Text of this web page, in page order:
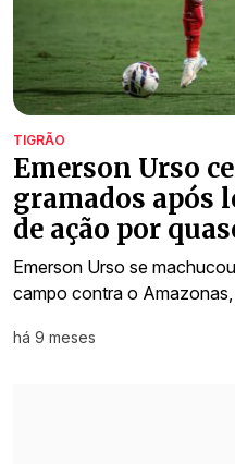
TIGRÃO
Emerson Urso
gramados após
de ação por
Emerson Urso se
campo contra o
há 9 meses